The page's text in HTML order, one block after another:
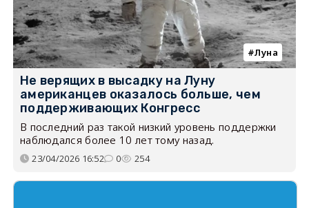
Луна
Не верящих в высадку на Луну
американцев оказалось больше, чем
поддерживающих Конгресс
В последний раз такой низкий уровень поддержки
наблюдался более 10 лет тому назад.
23/04/2026 16:52 0 254